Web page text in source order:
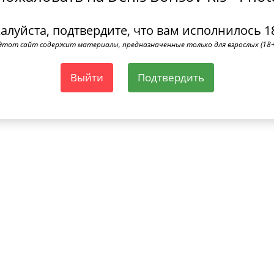
подтвердите, что вам исполнилось
сайт содержит материалы, предназначенные только для взрослых
Выйти Подтвердить